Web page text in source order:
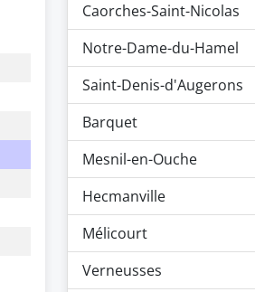
Caorches-Saint-Nicolas
Notre-Dame-du-Hamel
Saint-Denis-d'Augerons
Barquet
Mesnil-en-Ouche
Hecmanville
Mélicourt
Verneusses